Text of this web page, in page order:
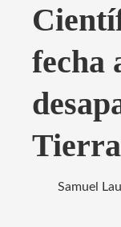
fecha
Tierra
Samuel